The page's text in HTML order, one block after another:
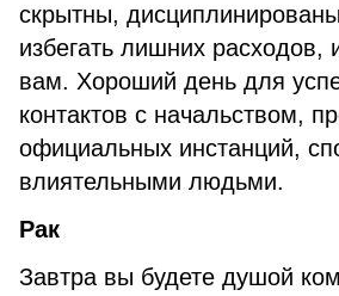
скрытны,
избегать лишних расходов,
вам. Хороший день для
контактов с начальством,
официальных инстанций,
влиятельными людьми.
Рак
Завтра вы будете душой